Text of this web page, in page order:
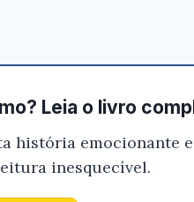
Leia o livro
história emocionante
inesquecível.